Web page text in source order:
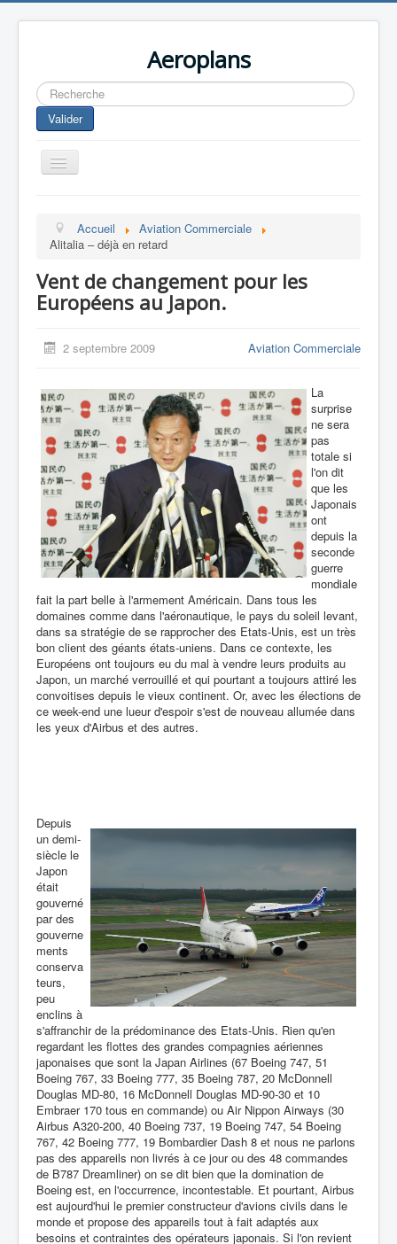
Aeroplans
Rechercher
Valider
Toggle
Navigation
Aviation Commerciale
Aviation Militaire
Drones
Accueil
Aviation Commerciale
Alitalia – déjà en retard
Vent de changement pour les
Européens au Japon.
2 septembre 2009 Aviation Commerciale
La
surprise
ne sera
pas
totale si
l'on dit
que les
Japonais
ont
depuis la
seconde
guerre
mondiale
fait la part belle à l'armement Américain. Dans tous les
domaines comme dans l'aéronautique, le pays du soleil levant,
dans sa stratégie de se rapprocher des Etats-Unis, est un très
bon client des géants états-uniens. Dans ce contexte, les
Européens ont toujours eu du mal à vendre leurs produits au
Japon, un marché verrouillé et qui pourtant a toujours attiré les
convoitises depuis le vieux continent. Or, avec les élections de
ce week-end une lueur d'espoir s'est de nouveau allumée dans
les yeux d'Airbus et des autres.
Depuis
un demi-
siècle le
Japon
était
gouverné
par des
gouverne
ments
conserva
teurs,
peu
enclins à
s'affranchir de la prédominance des Etats-Unis. Rien qu'en
regardant les flottes des grandes compagnies aériennes
japonaises que sont la Japan Airlines (67 Boeing 747, 51
Boeing 767, 33 Boeing 777, 35 Boeing 787, 20 McDonnell
Douglas MD-80, 16 McDonnell Douglas MD-90-30 et 10
Embraer 170 tous en commande) ou Air Nippon Airways (30
Airbus A320-200, 40 Boeing 737, 19 Boeing 747, 54 Boeing
767, 42 Boeing 777, 19 Bombardier Dash 8 et nous ne parlons
pas des appareils non livrés à ce jour ou des 48 commandes
de B787 Dreamliner) on se dit bien que la domination de
Boeing est, en l'occurrence, incontestable. Et pourtant, Airbus
est aujourd'hui le premier constructeur d'avions civils dans le
monde et propose des appareils tout à fait adaptés aux
besoins et contraintes des opérateurs japonais. Si l'on revient